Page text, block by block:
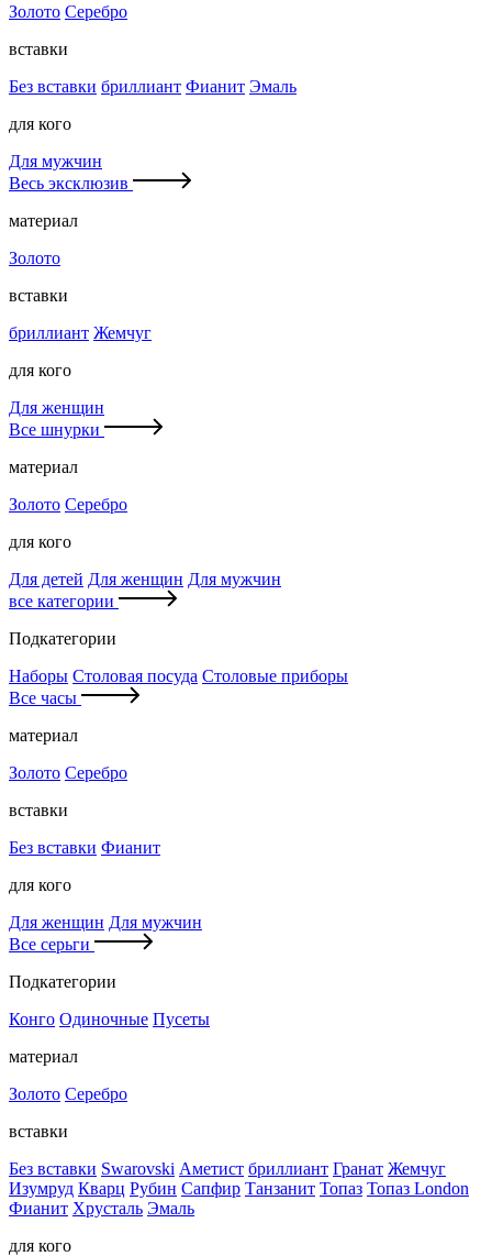
Золото Серебро
вставки
Без вставки бриллиант Фианит Эмаль
для кого
Для мужчин
Весь эксклюзив
материал
Золото
вставки
бриллиант Жемчуг
для кого
Для женщин
Все шнурки
материал
Золото Серебро
для кого
Для детей Для женщин Для мужчин
все категории
Подкатегории
Наборы Столовая посуда Столовые приборы
Все часы
материал
Золото Серебро
вставки
Без вставки Фианит
для кого
Для женщин Для мужчин
Все серьги
Подкатегории
Конго Одиночные Пусеты
материал
Золото Серебро
вставки
Без вставки Swarovski Аметист бриллиант Гранат Жемчуг
Изумруд Кварц Рубин Сапфир Танзанит Топаз Топаз London
Фианит Хрусталь Эмаль
для кого